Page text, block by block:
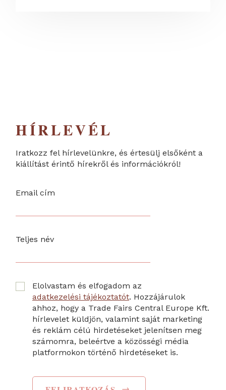
HÍRLEVÉL
Iratkozz fel hírlevelünkre, és értesülj elsőként a
kiállítást érintő hírekről és információkról!
Email cím
Teljes név
Elolvastam és elfogadom az
adatkezelési tájékoztatót. Hozzájárulok
ahhoz, hogy a Trade Fairs Central Europe Kft.
hírlevelet küldjön, valamint saját marketing
és reklám célú hirdetéseket jelenítsen meg
számomra, beleértve a közösségi média
platformokon történő hirdetéseket is.